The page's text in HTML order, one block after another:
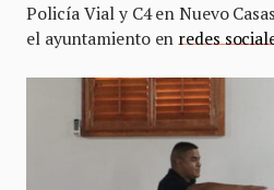
Policía Vial y C4 en Nuevo
el ayuntamiento en redes